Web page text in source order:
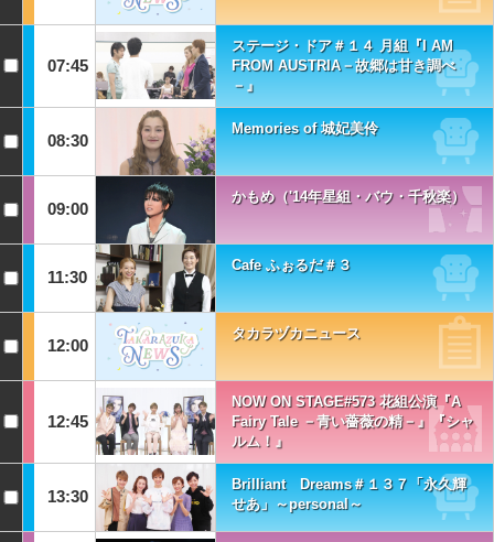
07:45
ステージ・ドア＃１４ 月組『I AM
FROM AUSTRIA－故郷は甘き調べ
－』
08:30
Memories of 城妃美伶
09:00
かもめ（'14年星組・バウ・千秋楽）
11:30
Cafe ふぉるだ＃３
12:00
タカラヅカニュース
12:45
NOW ON STAGE#573 花組公演『A
Fairy Tale －青い薔薇の精－』『シャ
ルム！』
13:30
Brilliant Dreams＃１３７「永久輝
せあ」～personal～